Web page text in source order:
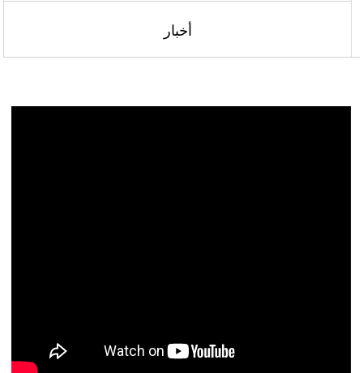
أخبار